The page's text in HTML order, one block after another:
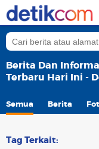
Berita Dan
Terbaru Hari Ini -
Semua Berita
Tag Terkait: